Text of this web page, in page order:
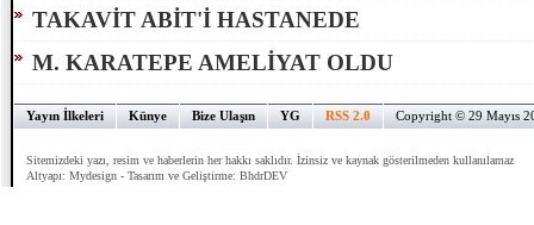
TAKAVİT ABİT'İ HASTANEDE
M. KARATEPE AMELİYAT OLDU
Yayın İlkeleri Künye Bize Ulaşın YG RSS 2.0 Copyright © 29 Mayıs
Sitemizdeki yazı, resim ve haberlerin her hakkı saklıdır. İzinsiz ve kaynak gösterilmeden kullanılamaz
Altyapı:Mydesign - Tasarım ve Geliştirme:BhdrDEV